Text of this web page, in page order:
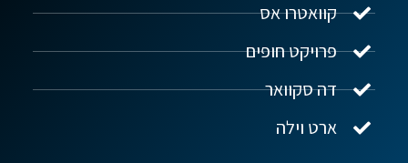
קוואטרו אס
פרויקט חופים
דה סקוואר
ארט וילה
שלום! איך אפשר לעזור?